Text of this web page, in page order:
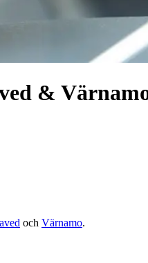
&
och Värnamo.